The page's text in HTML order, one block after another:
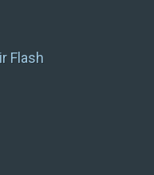
Flash